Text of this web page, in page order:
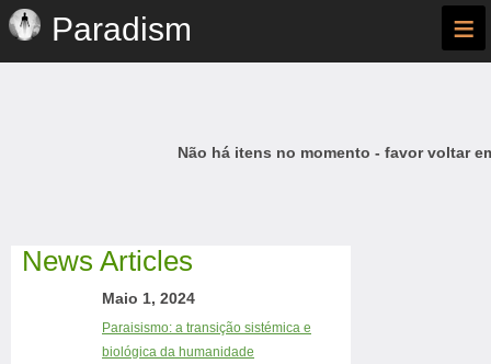
Paradism ≡
Não há itens no momento - favor voltar
News Articles
Maio 1, 2024
Paraisismo: a transição sistémica e
biológica da humanidade